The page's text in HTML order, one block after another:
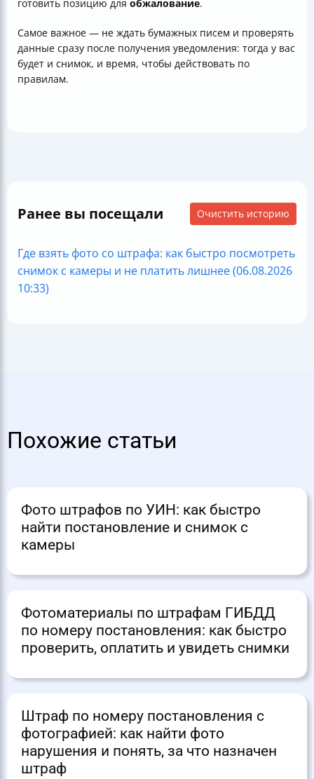
готовить позицию для обжалование.
Самое важное — не ждать бумажных писем и проверять
данные сразу после получения уведомления: тогда у вас
будет и снимок, и время, чтобы действовать по
правилам.
Ранее вы посещали Очистить историю
Где взять фото со штрафа: как быстро посмотреть
снимок с камеры и не платить лишнее (06.08.2026
10:33)
Похожие статьи
Фото штрафов по УИН: как быстро
найти постановление и снимок с
камеры
Фотоматериалы по штрафам ГИБДД
по номеру постановления: как быстро
проверить, оплатить и увидеть снимки
Штраф по номеру постановления с
фотографией: как найти фото
нарушения и понять, за что назначен
штраф